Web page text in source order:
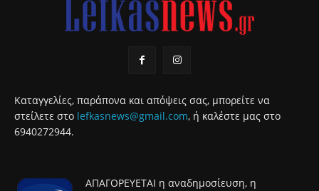
Καταγγελίες, παράπονα και απόψεις σας, μπορείτε να
στείλετε στο lefkasnews@gmail.com, ή καλέστε μας στο
6940272944.
ΑΠΑΓΟΡΕΥΕΤΑΙ η αναδημοσίευση, η